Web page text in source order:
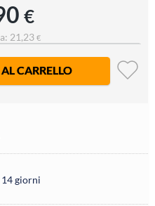
€
21,23 €
CARRELLO
giorni